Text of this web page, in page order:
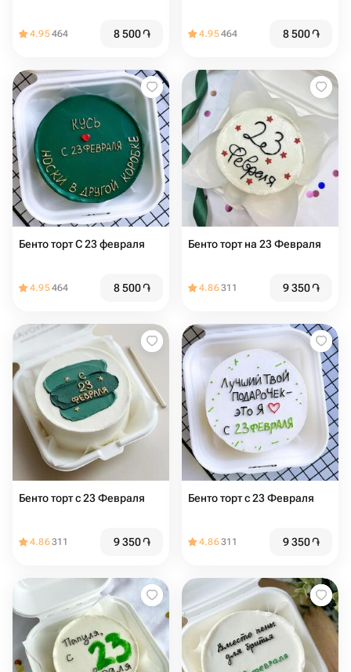
4.95464 8 500֏ 4.95464 8 500֏
Бенто торт С 23 февраля
4.95464 8 500֏
Бенто торт на 23 Февраля
4.86311 9 350֏
Бенто торт с 23 Февраля
4.86311 9 350֏
Бенто торт с 23 Февраля
4.86311 9 350֏